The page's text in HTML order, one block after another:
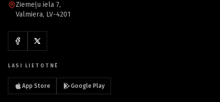
Ziemeļu iela 7,
Valmiera, LV-4201
LASI LIETOTNĒ
App Store Google Play